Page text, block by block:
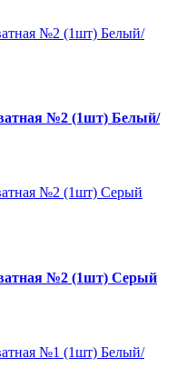
№2 (1шт) Белый/
№2 (1шт) Серый